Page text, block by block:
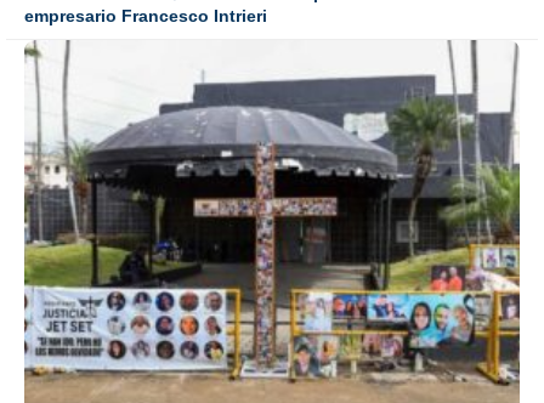
empresario Francesco Intrieri